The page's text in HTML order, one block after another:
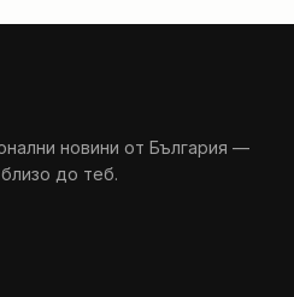
новини от България —
до теб.